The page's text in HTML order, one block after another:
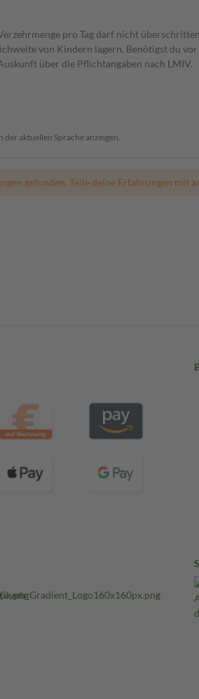
pro Tag darf nicht
von Kindern lagern. Benötigst du
über die Pflichtangaben nach LMIV.
der aktuellen Sprache anzeigen.
gefunden. Teile deine Erfahrungen mit